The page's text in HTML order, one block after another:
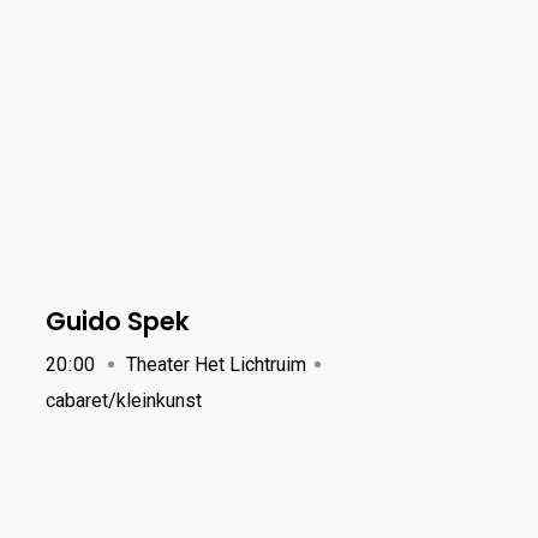
Guido Spek
20:00
Theater Het Lichtruim
cabaret/kleinkunst